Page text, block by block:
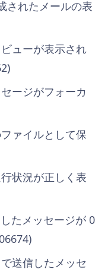
されたメールの表
ューが表示され
ージがフォーカ
ァイルとして保
状況が正しく表
たメッセージが 0
送信したメッセ